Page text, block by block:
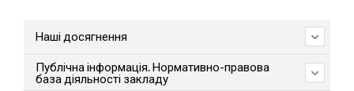
Наші досягнення
Публічна інформація. Нормативно-правова
база діяльності закладу